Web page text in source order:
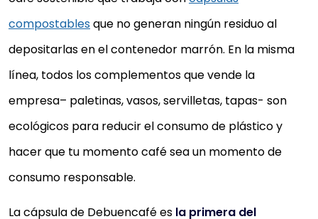
compostablesque no generan ningún residuo al
depositarlas en el contenedor marrón. En la misma
línea, todos los complementos que vende la
empresa– paletinas, vasos, servilletas, tapas- son
ecológicos para reducir el consumo de plástico y
hacer que tu momento café sea un momento de
consumo responsable.
La cápsula de Debuencafé es la primera del